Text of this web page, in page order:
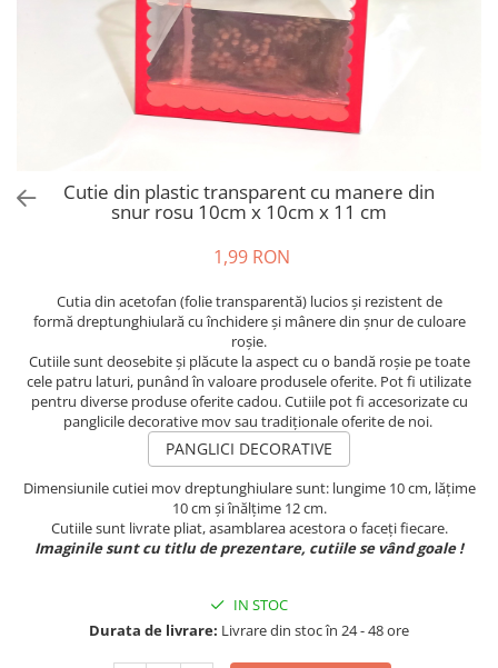
Cutie din plastic transparent cu manere din
snur rosu 10cm x 10cm x 11 cm
1,99 RON
Cutia din acetofan (folie transparentă) lucios și rezistent de
formă dreptunghiulară cu închidere și mânere din șnur de culoare
roșie.
Cutiile sunt deosebite și plăcute la aspect cu o bandă roșie pe toate
cele patru laturi, punând în valoare produsele oferite. Pot fi utilizate
pentru diverse produse oferite cadou. Cutiile pot fi accesorizate cu
panglicile decorative mov sau tradiționale oferite de noi.
PANGLICI DECORATIVE
Dimensiunile cutiei mov dreptunghiulare sunt: lungime 10 cm, lățime
10 cm și înălțime 12 cm.
Cutiile sunt livrate pliat, asamblarea acestora o faceți fiecare.
Imaginile sunt cu titlu de prezentare, cutiile se vând goale !
IN STOC
Durata de livrare: Livrare din stoc în 24 - 48 ore